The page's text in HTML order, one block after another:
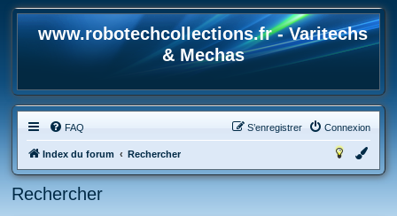
www.robotechcollections.fr - Varitechs
& Mechas
FAQ Connexion
S’enregistrer
Index du forum Rechercher
Rechercher